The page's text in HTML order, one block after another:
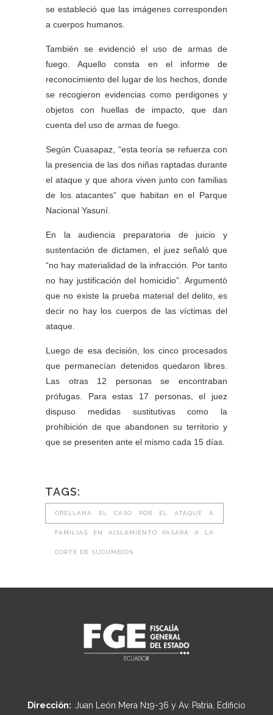
se estableció que las imágenes corresponden
a cuerpos humanos.
También se evidenció el uso de armas de
fuego. Aquello consta en el informe de
reconocimiento del lugar de los hechos, donde
se recogieron evidencias como perdigones y
objetos con huellas de impacto, que dan
cuenta del uso de armas de fuego.
Según Cuasapaz, “esta teoría se refuerza con
la presencia de las dos niñas raptadas durante
el ataque y que ahora viven junto con familias
de los atacantes” que habitan en el Parque
Nacional Yasuní.
En la audiencia preparatoria de juicio y
sustentación de dictamen, el juez señaló que
“no hay materialidad de la infracción. Por tanto
no hay justificación del homicidio”. Argumentó
que no existe la prueba material del delito, es
decir no hay los cuerpos de las víctimas del
ataque.
Luego de esa decisión, los cinco procesados
que permanecían detenidos quedaron libres.
Las otras 12 personas se encontraban
prófugas. Para estas 17 personas, el juez
dispuso medidas sustitutivas como la
prohibición de que abandonen su territorio y
que se presenten ante el mismo cada 15 días.
TAGS:
ORELLANA EL CASO POR EL ATAQUE A
FAMILIAS EN AISLAMIENTO PASARÁ A LA
CORTE DE SUCUMBÍOS
Dirección: Juan León Mera N19-36 y Av. Patria, Edificio